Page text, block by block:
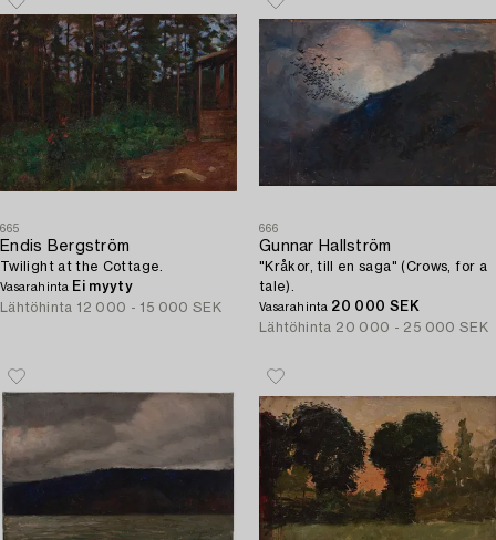
665
Endis Bergström
Twilight at the Cottage.
Vasarahinta Ei myyty
Lähtöhinta 12 000 - 15 000 SEK
666
Gunnar Hallström
"Kråkor, till en saga" (Crows, for a
tale).
Vasarahinta 20 000 SEK
Lähtöhinta 20 000 - 25 000 SEK